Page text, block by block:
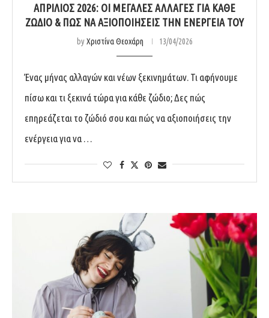
ΑΠΡΊΛΙΟΣ 2026: ΟΙ ΜΕΓΆΛΕΣ ΑΛΛΑΓΈΣ ΓΙΑ ΚΆΘΕ
ΖΏΔΙΟ & ΠΏΣ ΝΑ ΑΞΙΟΠΟΙΉΣΕΙΣ ΤΗΝ ΕΝΈΡΓΕΙΆ ΤΟΥ
byΧριστίνα Θεοχάρη 13/04/2026
Ένας μήνας αλλαγών και νέων ξεκινημάτων. Τι αφήνουμε
πίσω και τι ξεκινά τώρα για κάθε ζώδιο; Δες πώς
επηρεάζεται το ζώδιό σου και πώς να αξιοποιήσεις την
ενέργεια για να …